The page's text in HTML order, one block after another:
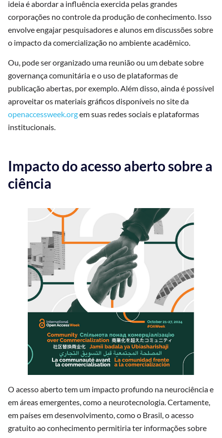
ideia é abordar a influência exercida pelas grandes
corporações no controle da produção de conhecimento. Isso
envolve engajar pesquisadores e alunos em discussões sobre
o impacto da comercialização no ambiente acadêmico.
Ou, pode ser organizado uma reunião ou um debate sobre
governança comunitária e o uso de plataformas de
publicação abertas, por exemplo. Além disso, ainda é possível
aproveitar os materiais gráficos disponíveis no site da
openaccessweek.orgem suas redes sociais e plataformas
institucionais.
Impacto do acesso aberto sobre a
ciência
O acesso aberto tem um impacto profundo na neurociência e
em áreas emergentes, como a neurotecnologia. Certamente,
em países em desenvolvimento, como o Brasil, o acesso
gratuito ao conhecimento permitiria ter informações sobre